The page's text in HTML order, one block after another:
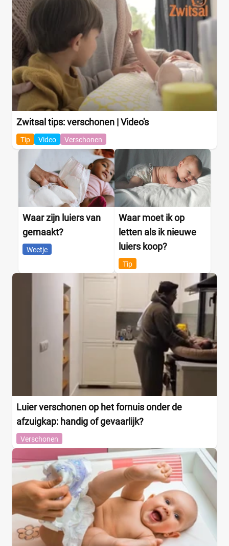
Zwitsal tips: verschonen | Video's
Tip Video Verschonen
Waar zijn luiers van
gemaakt?
Weetje
Waar moet ik op
letten als ik nieuwe
luiers koop?
Tip
Luier verschonen op het fornuis onder de
afzuigkap: handig of gevaarlijk?
Verschonen